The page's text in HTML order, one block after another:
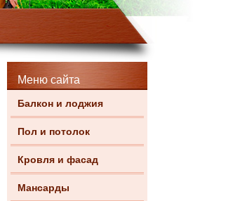
Меню сайта
Балкон и лоджия
Пол и потолок
Кровля и фасад
Мансарды